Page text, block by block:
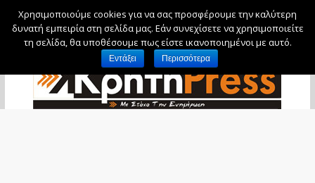
Παρασκευή, 7 Αυγούστου, 2026
Χρησιμοποιούμε cookies για να σας προσφέρουμε την καλύτερη
δυνατή εμπειρία στη σελίδα μας. Εάν συνεχίσετε να χρησιμοποιείτε
τη σελίδα, θα υποθέσουμε πως είστε ικανοποιημένοι με αυτό.
Εντάξει Περισσότερα